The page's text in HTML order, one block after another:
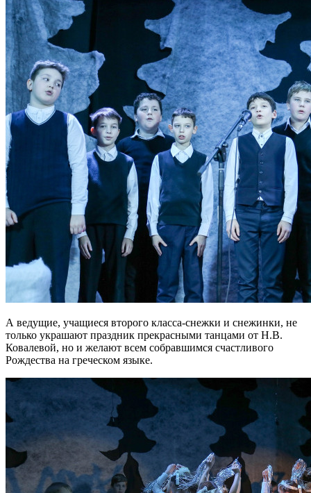
А ведущие, учащиеся второго класса-снежки и снежинки, не
только украшают праздник прекрасными танцами от Н.В.
Ковалевой, но и желают всем собравшимся счастливого
Рождества на греческом языке.